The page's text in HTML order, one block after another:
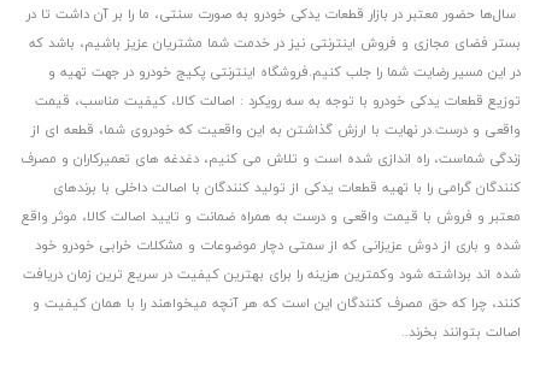
سال‌ها حضور معتبر در بازار قطعات یدکی خودرو به صورت سنتی، ما را بر آن داشت تا در
بستر فضای مجازی و فروش اینترنتی نیز در خدمت شما مشتریان عزیز باشیم، باشد که
در این مسیر رضایت شما را جلب کنیم.فروشگاه اینترنتی پکیج خودرو در جهت تهیه و
توزیع قطعات یدکی خودرو با توجه به سه رویکرد : اصالت کالا، کیفیت مناسب، قیمت
واقعی و درست.در نهایت با ارزش گذاشتن به این واقعیت که خودروی شما، قطعه ای از
زندگی شماست، راه اندازی شده است و تلاش می کنیم، دغدغه های تعمیرکاران و مصرف
کنندگان گرامی را با تهیه قطعات یدکی از تولید کنندگان با اصالت داخلی با برندهای
معتبر و فروش با قیمت واقعی و درست به همراه ضمانت و تایید اصالت کالا، موثر واقع
شده و باری از دوش عزیزانی که از سمتی دچار موضوعات و مشکلات خرابی خودرو خود
شده اند برداشته شود و‌کمترین هزینه را برای بهترین کیفیت در سریع ترین زمان دریافت
کنند، چرا که حق مصرف کنندگان این است که هر آنچه میخواهند را با همان کیفیت و
اصالت بتوانند بخرند..